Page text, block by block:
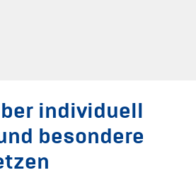
individuell
besondere